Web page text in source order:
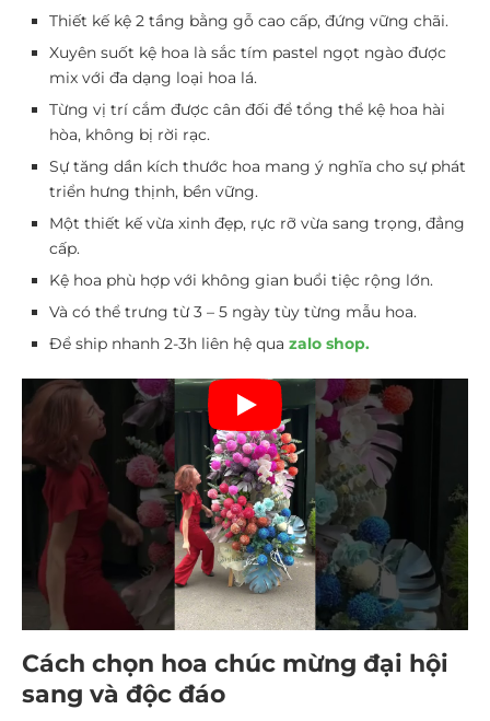
Thiết kế kệ 2 tầng bằng gỗ cao cấp, đứng vững chãi.
Xuyên suốt kệ hoa là sắc tím pastel ngọt ngào được
mix với đa dạng loại hoa lá.
Từng vị trí cắm được cân đối để tổng thể kệ hoa hài
hòa, không bị rời rạc.
Sự tăng dần kích thước hoa mang ý nghĩa cho sự phát
triển hưng thịnh, bền vững.
Một thiết kế vừa xinh đẹp, rực rỡ vừa sang trọng, đẳng
cấp.
Kệ hoa phù hợp với không gian buổi tiệc rộng lớn.
Và có thể trưng từ 3 – 5 ngày tùy từng mẫu hoa.
Để ship nhanh 2-3h liên hệ qua zalo shop.
Cách chọn hoa chúc mừng đại hội
sang và độc đáo